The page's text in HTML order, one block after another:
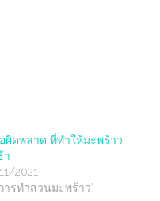
ผิดพลาด ที่ทำให้มะพร้าว
า
2021
การทำสวนมะพร้าว"